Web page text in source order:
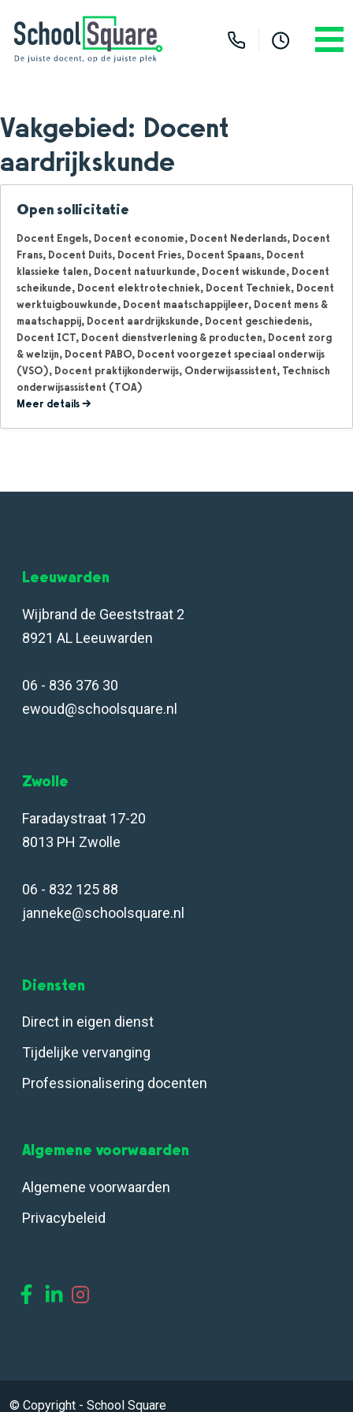
Vakgebied: Docent
aardrijkskunde
Open sollicitatie
Docent Engels Docent economie Docent Nederlands Docent
Frans Docent Duits Docent Fries Docent Spaans Docent
klassieke talen Docent natuurkunde Docent wiskunde Docent
scheikunde Docent elektrotechniek Docent Techniek Docent
werktuigbouwkunde Docent maatschappijleer Docent mens &
maatschappij Docent aardrijkskunde Docent geschiedenis
Docent ICT Docent dienstverlening & producten Docent zorg
& welzijn Docent PABO Docent voorgezet speciaal onderwijs
(VSO) Docent praktijkonderwijs Onderwijsassistent Technisch
onderwijsassistent (TOA)
Meer details
Leeuwarden
Wijbrand de Geeststraat 2
8921 AL Leeuwarden
06 - 836 376 30
ewoud@schoolsquare.nl
Zwolle
Faradaystraat 17-20
8013 PH Zwolle
06 - 832 125 88
janneke@schoolsquare.nl
Diensten
Direct in eigen dienst
Tijdelijke vervanging
Professionalisering docenten
Algemene voorwaarden
Algemene voorwaarden
Privacybeleid
© Copyright - School Square